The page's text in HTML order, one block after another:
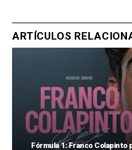
ARTÍCULOS
Fórmula 1: Franco Colapinto